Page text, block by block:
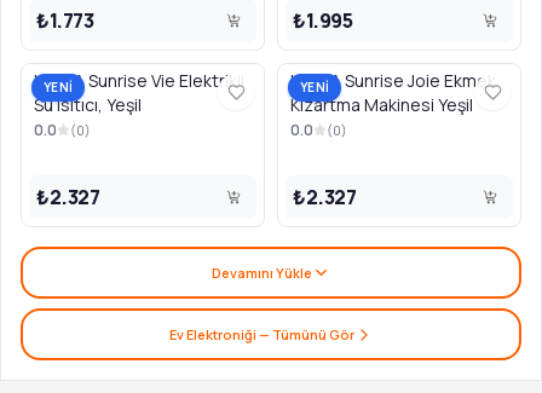
₺1.773 ₺1.995
YENİ
UFESA Sunrise Vie Elektrikli
Su Isıtıcı, Yeşil
0.0 (0)
₺2.327
YENİ
UFESA Sunrise Joie Ekmek
Kızartma Makinesi Yeşil
0.0 (0)
₺2.327
Devamını Yükle
Ev Elektroniği — Tümünü Gör